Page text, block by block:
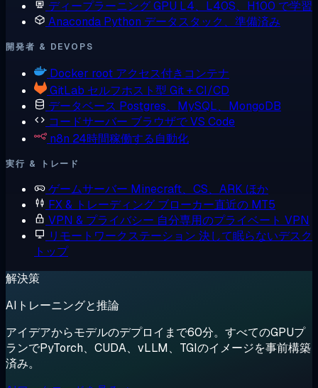
ディープラーニング GPU L4、L40S、H100 で学習
Anaconda Python データスタック、準備済み
開発者 & DEVOPS
Docker root アクセス付きコンテナ
GitLab セルフホスト型 Git + CI/CD
データベース Postgres、MySQL、MongoDB
コードサーバー ブラウザで VS Code
n8n 24時間稼働する自動化
実行 & トレード
ゲームサーバー Minecraft、CS、ARK ほか
FX & トレーディング ブローカー直近の MT5
VPN & プライバシー 自分専用のプライベート VPN
リモートワークステーション 決して眠らないデスク
トップ
解決策
AIトレーニングと推論
アイデアからモデルのデプロイまで60分。すべてのGPUプ
ランでPyTorch、CUDA、vLLM、TGIのイメージを事前構築
済み。